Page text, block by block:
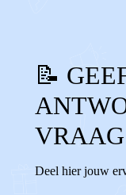
📝
VRAAG
Deel hier jouw